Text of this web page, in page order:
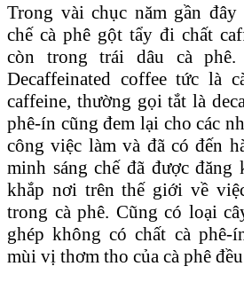
Trong vài chục năm gần
chế cà phê gột tẩy đi chất
còn trong trái dâu cà
Decaffeinated coffee tức là
caffeine, thường gọi tắt là
phê-ín cũng đem lại cho các
công việc làm và đã có đến
minh sáng chế đã được đăng
khắp nơi trên thế giới về
trong cà phê. Cũng có loại
ghép không có chất cà phê-
mùi vị thơm tho của cà phê